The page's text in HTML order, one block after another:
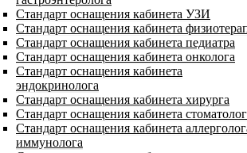
Стандарт оснащения кабинета УЗИ
Стандарт оснащения кабинета
Стандарт оснащения кабинета педиатра
Стандарт оснащения кабинета онколога
Стандарт оснащения кабинета
эндокринолога
Стандарт оснащения кабинета хирурга
Стандарт оснащения кабинета
Стандарт оснащения кабинета
иммунолога